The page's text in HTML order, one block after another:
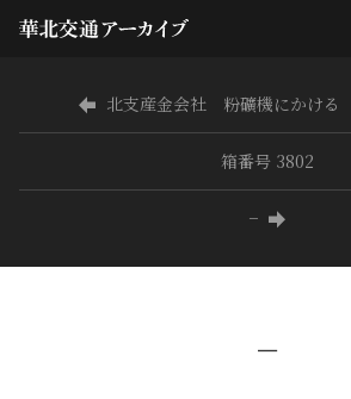
北支産金会社 粉礦機にかけ
箱番号 3802
−
−